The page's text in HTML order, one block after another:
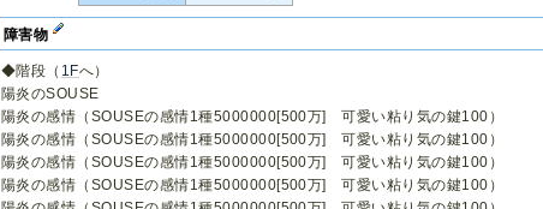
障害物
◆階段（ 1Fへ）
陽炎のSOUSE
陽炎の感情（SOUSEの感情1種5000000[500万] 可愛い粘り気の鍵100）
陽炎の感情（SOUSEの感情1種5000000[500万] 可愛い粘り気の鍵100）
陽炎の感情（SOUSEの感情1種5000000[500万] 可愛い粘り気の鍵100）
陽炎の感情（SOUSEの感情1種5000000[500万] 可愛い粘り気の鍵100）